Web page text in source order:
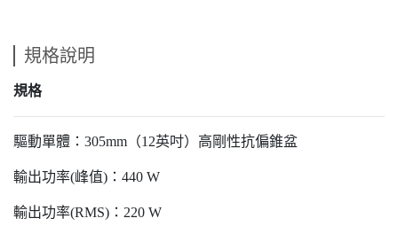
規格說明
規格
驅動單體：305mm（12英吋）高剛性抗偏錐盆
輸出功率(峰值)：440 W
輸出功率(RMS)：220 W